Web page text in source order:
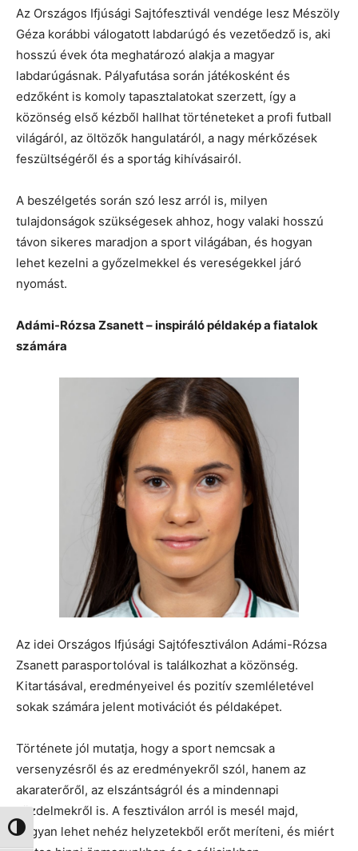
Nagy kontraszt váltása
Az Országos Ifjúsági Sajtófesztivál vendége lesz Mészöly
Géza korábbi válogatott labdarúgó és vezetőedző is, aki
hosszú évek óta meghatározó alakja a magyar
labdarúgásnak. Pályafutása során játékosként és
edzőként is komoly tapasztalatokat szerzett, így a
közönség első kézből hallhat történeteket a profi futball
világáról, az öltözők hangulatáról, a nagy mérkőzések
feszültségéről és a sportág kihívásairól.
A beszélgetés során szó lesz arról is, milyen
tulajdonságok szükségesek ahhoz, hogy valaki hosszú
távon sikeres maradjon a sport világában, és hogyan
lehet kezelni a győzelmekkel és vereségekkel járó
nyomást.
Adámi-Rózsa Zsanett – inspiráló példakép a fiatalok
számára
Az idei Országos Ifjúsági Sajtófesztiválon Adámi-Rózsa
Zsanett parasportolóval is találkozhat a közönség.
Kitartásával, eredményeivel és pozitív szemléletével
sokak számára jelent motivációt és példaképet.
Története jól mutatja, hogy a sport nemcsak a
versenyzésről és az eredményekről szól, hanem az
akaraterőről, az elszántságról és a mindennapi
küzdelmekről is. A fesztiválon arról is mesél majd,
hogyan lehet nehéz helyzetekből erőt meríteni, és miért